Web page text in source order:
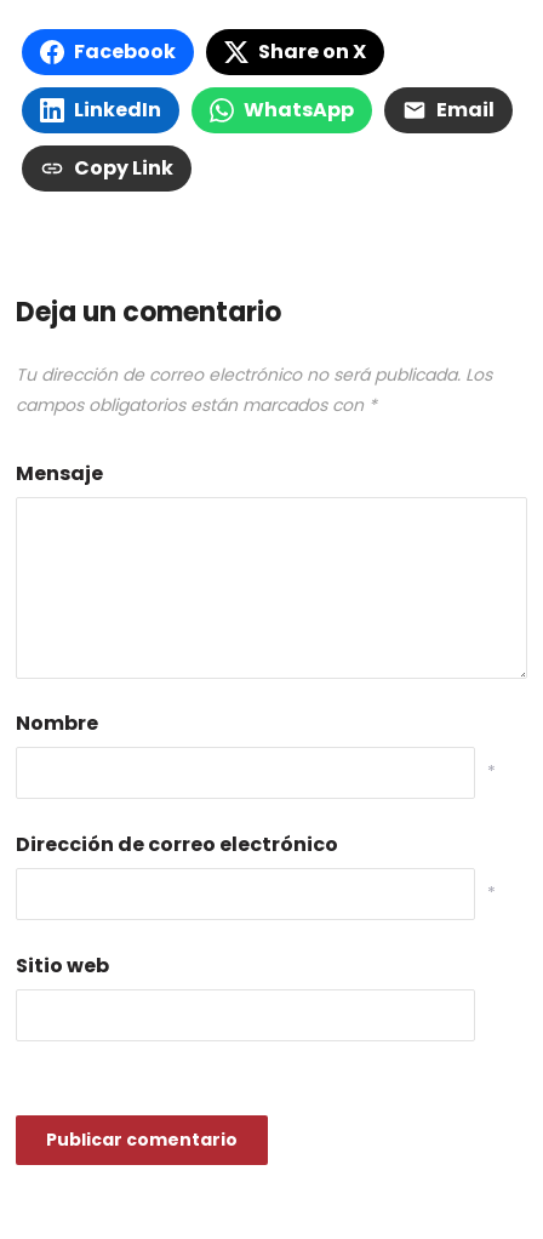
Facebook Share on X
LinkedIn WhatsApp Email
Copy Link
Deja un comentario
Tu dirección de correo electrónico no será publicada. Los
campos obligatorios están marcados con *
Mensaje
Nombre
*
Dirección de correo electrónico
*
Sitio web